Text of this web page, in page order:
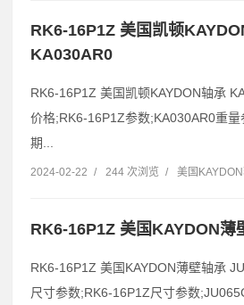
RK6-16P1Z 美国凯顿
KA030AR0
RK6-16P1Z 美国凯顿KAYDON轴承
价格;RK6-16P1Z参数;KA030AR0重
期...
2024-02-22 / 244 次浏览 / 美国
RK6-16P1Z 美国KAYDON薄
RK6-16P1Z 美国KAYDON薄壁轴承
尺寸参数;RK6-16P1Z尺寸参数